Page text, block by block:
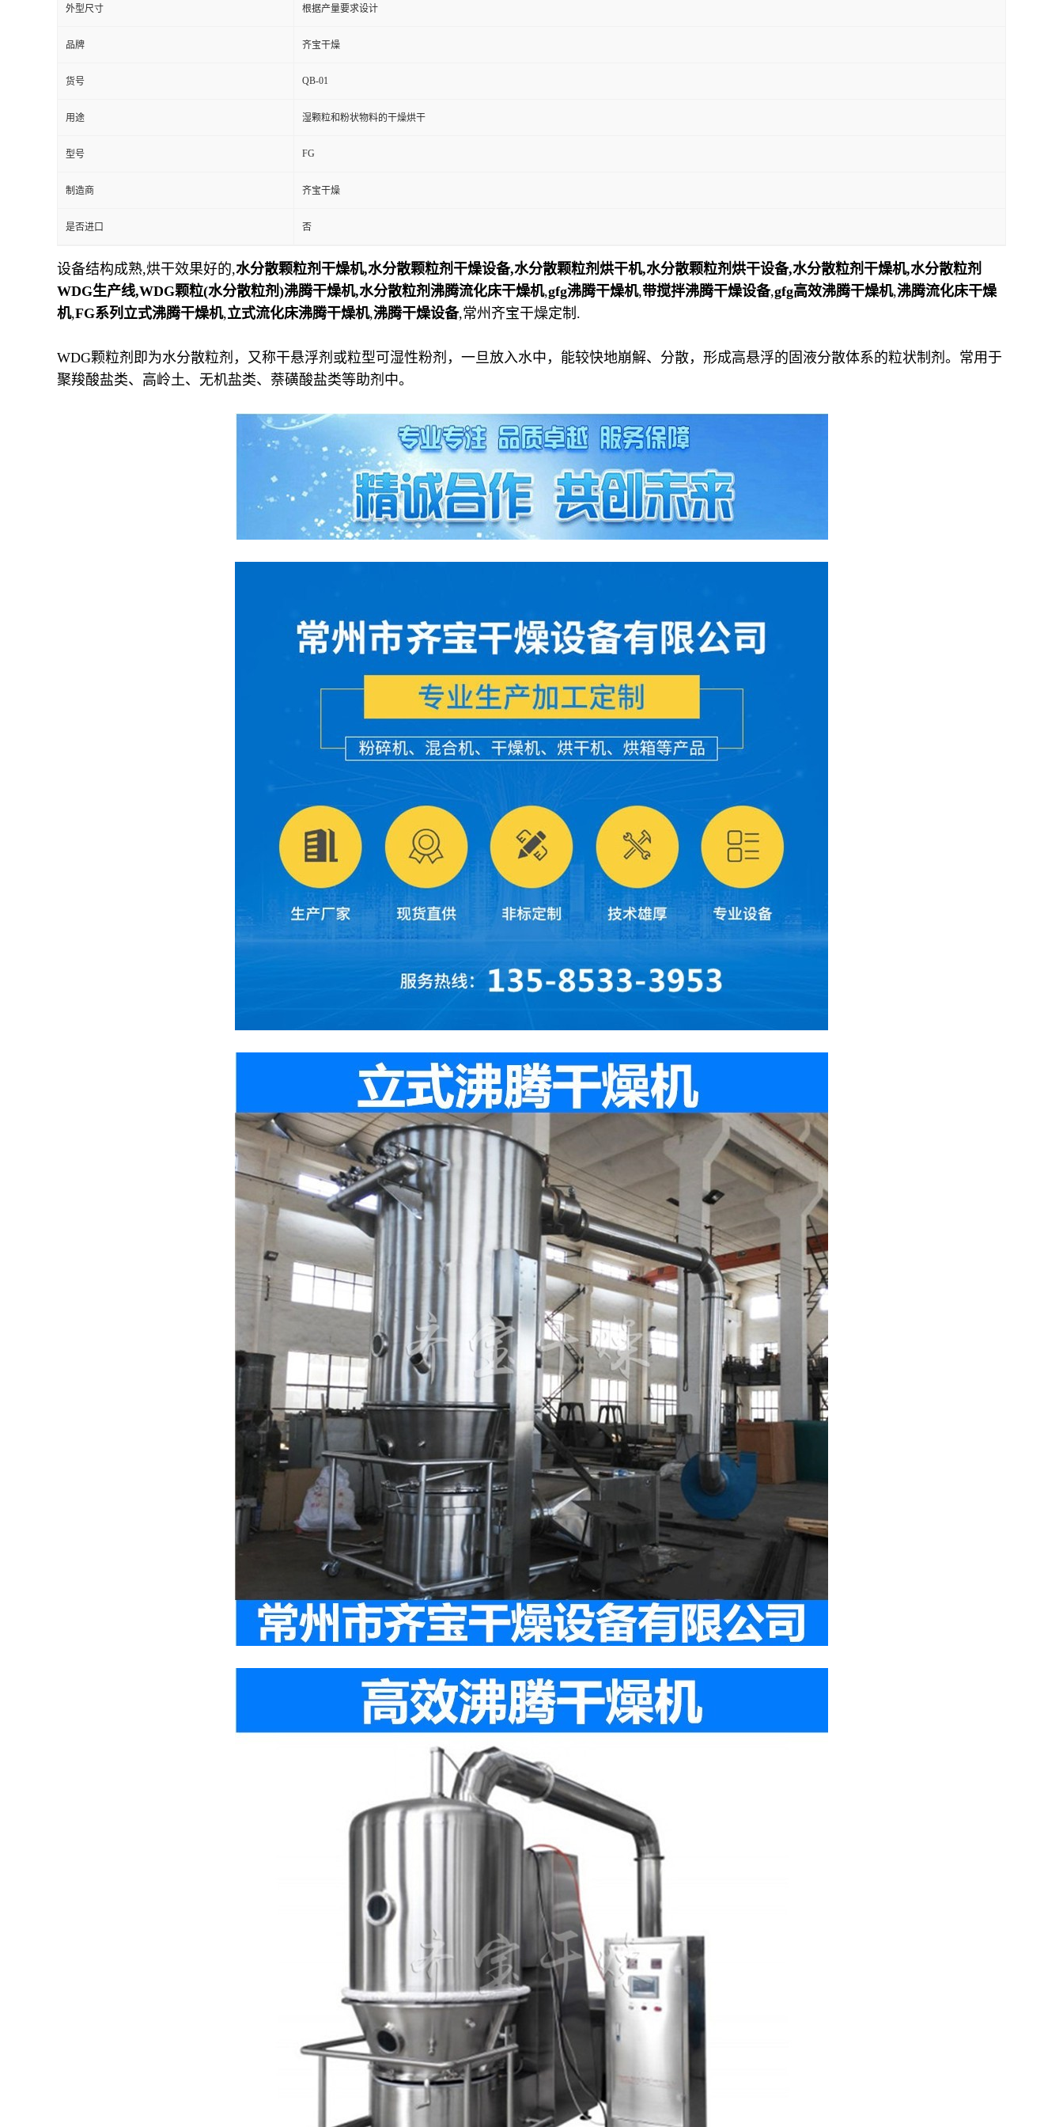
外型尺寸 根据产量要求设计
品牌 齐宝干燥
货号 QB-01
用途 湿颗粒和粉状物料的干燥烘干
型号 FG
制造商 齐宝干燥
是否进口 否
设备结构成熟,烘干效果好的,水分散颗粒剂干燥机,水分散颗粒剂干燥设备,水分散颗粒剂烘干机,水分散颗粒剂烘干设备,水分散粒剂干燥机,水分散粒剂
WDG生产线,WDG颗粒(水分散粒剂)沸腾干燥机,水分散粒剂沸腾流化床干燥机,gfg沸腾干燥机,带搅拌沸腾干燥设备,gfg高效沸腾干燥机,沸腾流化床干燥
机,FG系列立式沸腾干燥机,立式流化床沸腾干燥机,沸腾干燥设备,常州齐宝干燥定制.
WDG颗粒剂即为水分散粒剂，又称干悬浮剂或粒型可湿性粉剂，一旦放入水中，能较快地崩解、分散，形成高悬浮的固液分散体系的粒状制剂。常用于
聚羧酸盐类、高岭土、无机盐类、萘磺酸盐类等助剂中。